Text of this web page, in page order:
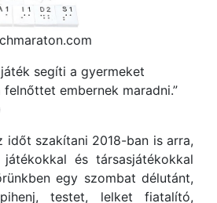
segíti a gyermeket
embernek maradni.”
időt szakítani 2018-ban is arra,
és társasjátékokkal
egy szombat délutánt,
testet, lelket fiatalító,